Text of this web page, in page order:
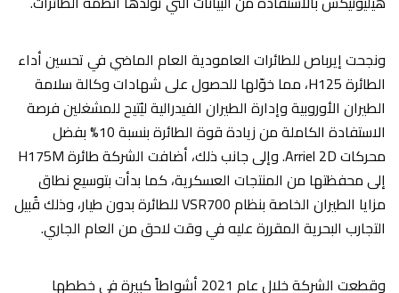
ونجحت إيرباص للطائرات العامودية العام الماضي في تحسين أداء
الطائرة H125، مما خوّلها للحصول على شهادات وكالة سلامة
الطيران الأوروبية وإدارة الطيران الفيدرالية ليُتيح للمشغلين فرصة
الاستفادة الكاملة من زيادة قوة الطائرة بنسبة 10% بفضل
محركات Arriel 2D. وإلى جانب ذلك، أضافت الشركة طائرة H175M
إلى محفظتها من المنتجات العسكرية، كما بدأت بتوسيع نطاق
مزايا الطيران الخاصة بنظام VSR700 للطائرة بدون طيار، وذلك قُبيل
التجارب البحرية المقررة عليه في وقت لاحق من العام الجاري.
وقطعت الشركة خلال عام 2021 أشواطاً كبيرة في خططها